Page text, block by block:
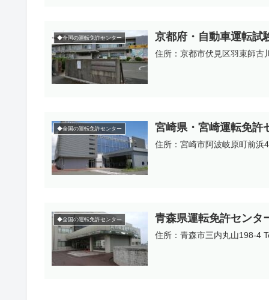
◆全国の運転免許センター 京都府・自動車運転試
住所：京都市伏見区羽束師古
◆全国の運転免許センター 宮崎県・宮崎運転免許
住所：宮崎市阿波岐原町前浜
◆全国の運転免許センター 青森県運転免許センタ
住所：青森市三内丸山198-4